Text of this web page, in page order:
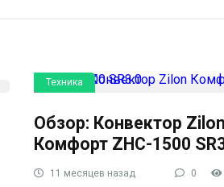
Техника
Обзор: Конвектор Zilon
Комфорт ZHC-1500
11 месяцев назад 0